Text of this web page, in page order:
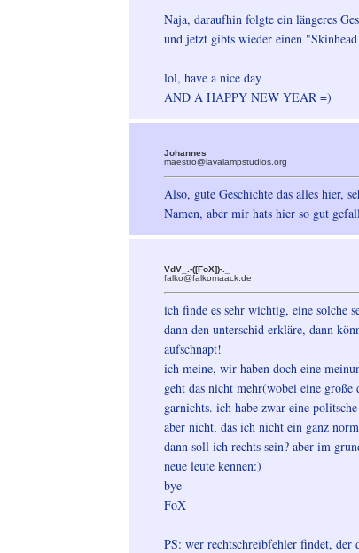
Naja, daraufhin folgte ein längeres
und jetzt gibts wieder einen
lol, have a nice day
AND A HAPPY NEW YEAR =)
Johannes
maestro@lavalampstudios.org
Also, gute Geschichte das alles hier,
Namen, aber mir hats hier so gut
VdV_.-([FoX])-._
falko@falkomaack.de
ich finde es sehr wichtig, eine solche
dann den unterschid erkläre, dann
aufschnapt!
ich meine, wir haben doch eine
geht das nicht mehr(wobei eine
garnichts. ich habe zwar eine
aber nicht, das ich nicht ein ganz
dann soll ich rechts sein? aber im
neue leute kennen:)
bye
FoX
PS: wer rechtschreibfehler findet, der